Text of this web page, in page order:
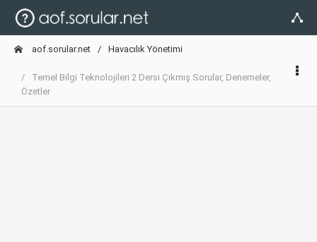
aof.sorular.net Havacılık Yönetimi
Temel Bilgi Teknolojileri 2 Dersi Çıkmış Sorular, Denemeler,
Özetler